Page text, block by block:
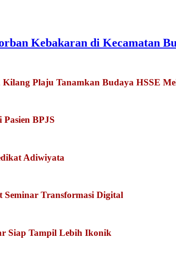
Kebakaran di Kecamatan
Plaju Tanamkan Budaya HSSE
BPJS
Adiwiyata
Seminar Transformasi Digital
Siap Tampil Lebih Ikonik